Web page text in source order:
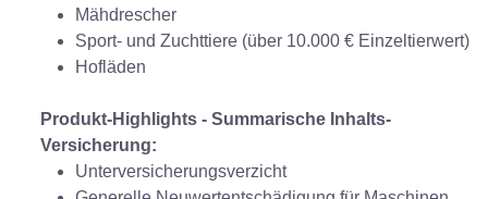
Mähdrescher
Sport- und Zuchttiere (über 10.000 € Einzeltierwert)
Hofläden
Produkt-Highlights - Summarische Inhalts-
Versicherung:
Unterversicherungsverzicht